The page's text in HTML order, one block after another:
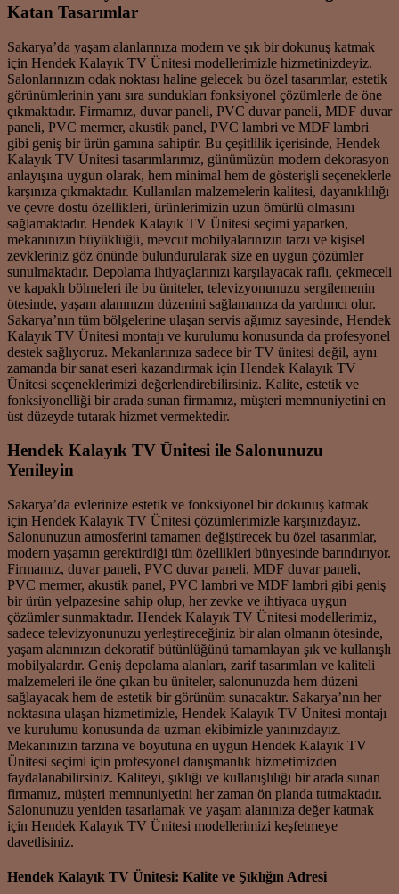
Katan Tasarımlar
Sakarya’da yaşam alanlarınıza modern ve şık bir dokunuş katmak
için Hendek Kalayık TV Ünitesi modellerimizle hizmetinizdeyiz.
Salonlarınızın odak noktası haline gelecek bu özel tasarımlar, estetik
görünümlerinin yanı sıra sundukları fonksiyonel çözümlerle de öne
çıkmaktadır. Firmamız, duvar paneli, PVC duvar paneli, MDF duvar
paneli, PVC mermer, akustik panel, PVC lambri ve MDF lambri
gibi geniş bir ürün gamına sahiptir. Bu çeşitlilik içerisinde, Hendek
Kalayık TV Ünitesi tasarımlarımız, günümüzün modern dekorasyon
anlayışına uygun olarak, hem minimal hem de gösterişli seçeneklerle
karşınıza çıkmaktadır. Kullanılan malzemelerin kalitesi, dayanıklılığı
ve çevre dostu özellikleri, ürünlerimizin uzun ömürlü olmasını
sağlamaktadır. Hendek Kalayık TV Ünitesi seçimi yaparken,
mekanınızın büyüklüğü, mevcut mobilyalarınızın tarzı ve kişisel
zevkleriniz göz önünde bulundurularak size en uygun çözümler
sunulmaktadır. Depolama ihtiyaçlarınızı karşılayacak raflı, çekmeceli
ve kapaklı bölmeleri ile bu üniteler, televizyonunuzu sergilemenin
ötesinde, yaşam alanınızın düzenini sağlamanıza da yardımcı olur.
Sakarya’nın tüm bölgelerine ulaşan servis ağımız sayesinde, Hendek
Kalayık TV Ünitesi montajı ve kurulumu konusunda da profesyonel
destek sağlıyoruz. Mekanlarınıza sadece bir TV ünitesi değil, aynı
zamanda bir sanat eseri kazandırmak için Hendek Kalayık TV
Ünitesi seçeneklerimizi değerlendirebilirsiniz. Kalite, estetik ve
fonksiyonelliği bir arada sunan firmamız, müşteri memnuniyetini en
üst düzeyde tutarak hizmet vermektedir.
Hendek Kalayık TV Ünitesi ile Salonunuzu
Yenileyin
Sakarya’da evlerinize estetik ve fonksiyonel bir dokunuş katmak
için Hendek Kalayık TV Ünitesi çözümlerimizle karşınızdayız.
Salonunuzun atmosferini tamamen değiştirecek bu özel tasarımlar,
modern yaşamın gerektirdiği tüm özellikleri bünyesinde barındırıyor.
Firmamız, duvar paneli, PVC duvar paneli, MDF duvar paneli,
PVC mermer, akustik panel, PVC lambri ve MDF lambri gibi geniş
bir ürün yelpazesine sahip olup, her zevke ve ihtiyaca uygun
çözümler sunmaktadır. Hendek Kalayık TV Ünitesi modellerimiz,
sadece televizyonunuzu yerleştireceğiniz bir alan olmanın ötesinde,
yaşam alanınızın dekoratif bütünlüğünü tamamlayan şık ve kullanışlı
mobilyalardır. Geniş depolama alanları, zarif tasarımları ve kaliteli
malzemeleri ile öne çıkan bu üniteler, salonunuzda hem düzeni
sağlayacak hem de estetik bir görünüm sunacaktır. Sakarya’nın her
noktasına ulaşan hizmetimizle, Hendek Kalayık TV Ünitesi montajı
ve kurulumu konusunda da uzman ekibimizle yanınızdayız.
Mekanınızın tarzına ve boyutuna en uygun Hendek Kalayık TV
Ünitesi seçimi için profesyonel danışmanlık hizmetimizden
faydalanabilirsiniz. Kaliteyi, şıklığı ve kullanışlılığı bir arada sunan
firmamız, müşteri memnuniyetini her zaman ön planda tutmaktadır.
Salonunuzu yeniden tasarlamak ve yaşam alanınıza değer katmak
için Hendek Kalayık TV Ünitesi modellerimizi keşfetmeye
davetlisiniz.
Hendek Kalayık TV Ünitesi: Kalite ve Şıklığın Adresi